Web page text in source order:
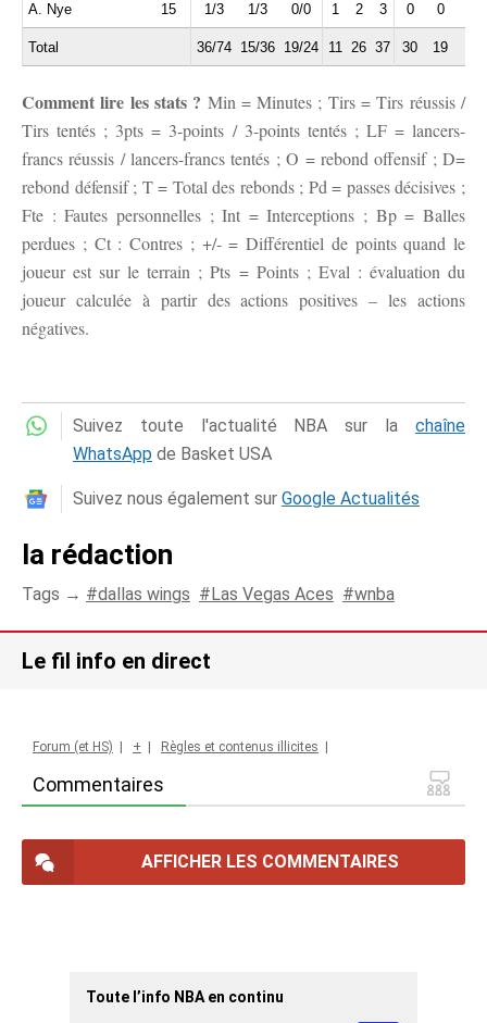
A. Nye 15 1/3 1/3 0/0 1 2 3 0 0
Total 36/74 15/36 19/24 11 26 37 30 19
Comment lire les stats ? Min = Minutes ; Tirs = Tirs réussis /
Tirs tentés ; 3pts = 3-points / 3-points tentés ; LF = lancers-
francs réussis / lancers-francs tentés ; O = rebond offensif ; D=
rebond défensif ; T = Total des rebonds ; Pd = passes décisives ;
Fte : Fautes personnelles ; Int = Interceptions ; Bp = Balles
perdues ; Ct : Contres ; +/- = Différentiel de points quand le
joueur est sur le terrain ; Pts = Points ; Eval : évaluation du
joueur calculée à partir des actions positives – les actions
négatives.
Suivez toute l'actualité NBA sur la chaîne
WhatsApp de Basket USA
Suivez nous également sur Google Actualités
la rédaction
Tags → dallas wings Las Vegas Aces wnba
Le fil info en direct
Commentaires
Forum (et HS) + Règles et contenus illicites
AFFICHER LES COMMENTAIRES
Toute l’info NBA en continu